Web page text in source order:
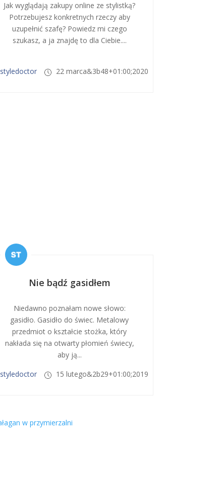
Jak wyglądają zakupy online ze stylistką?
Potrzebujesz konkretnych rzeczy aby
uzupełnić szafę? Powiedz mi czego
szukasz, a ja znajdę to dla Ciebie....
styledoctor 22 marca&3b48+01:00;2020
Nie bądź gasidłem
Niedawno poznałam nowe słowo:
gasidło. Gasidło do świec. Metalowy
przedmiot o kształcie stożka, który
nakłada się na otwarty płomień świecy,
aby ją...
styledoctor
15 lutego&2b29+01:00;2019